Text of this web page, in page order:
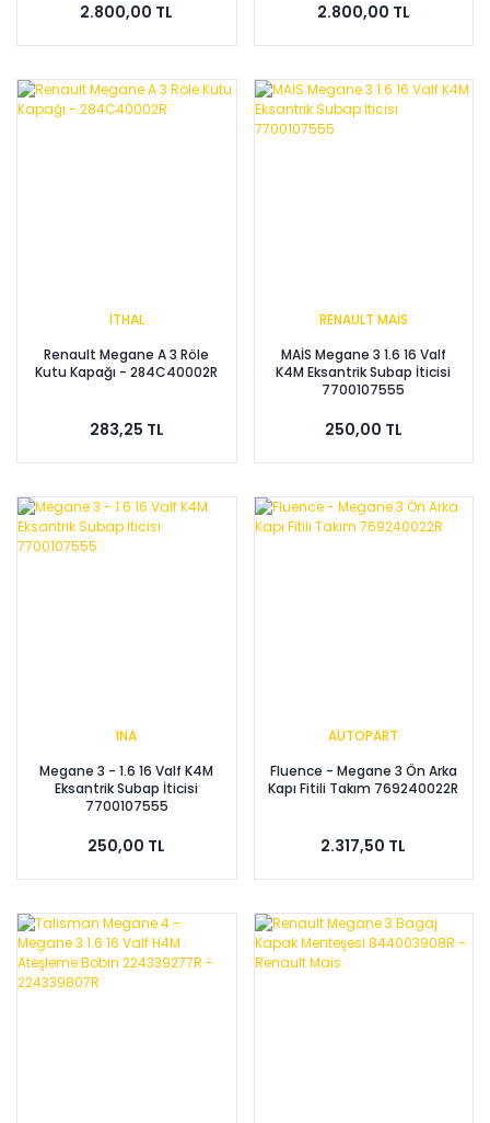
2.800,00 TL 2.800,00 TL
İTHAL
Renault Megane A 3 Röle
Kutu Kapağı - 284C40002R
283,25 TL
RENAULT MAİS
MAİS Megane 3 1.6 16 Valf
K4M Eksantrik Subap İticisi
7700107555
250,00 TL
INA
Megane 3 - 1.6 16 Valf K4M
Eksantrik Subap İticisi
7700107555
250,00 TL
AUTOPART
Fluence - Megane 3 Ön Arka
Kapı Fitili Takım 769240022R
2.317,50 TL